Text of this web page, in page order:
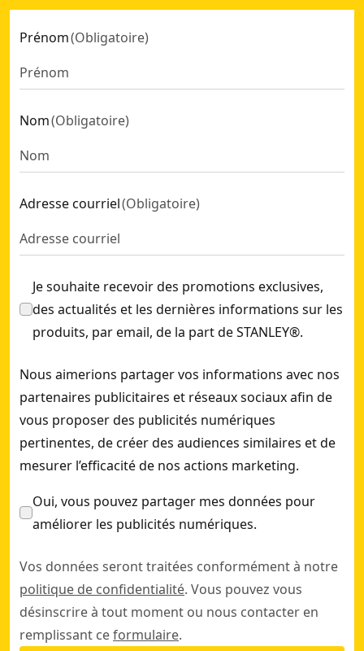
Prénom(Obligatoire)
Nom(Obligatoire)
Adresse courriel(Obligatoire)
Je souhaite recevoir des promotions exclusives,
des actualités et les dernières informations sur les
produits, par email, de la part de STANLEY®.
Nous aimerions partager vos informations avec nos
partenaires publicitaires et réseaux sociaux afin de
vous proposer des publicités numériques
pertinentes, de créer des audiences similaires et de
mesurer l’efficacité de nos actions marketing.
Oui, vous pouvez partager mes données pour
améliorer les publicités numériques.
Vos données seront traitées conformément à notre
politique de confidentialité. Vous pouvez vous
désinscrire à tout moment ou nous contacter en
remplissant ceformulaire.